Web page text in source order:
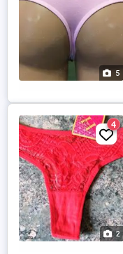
5
2
4